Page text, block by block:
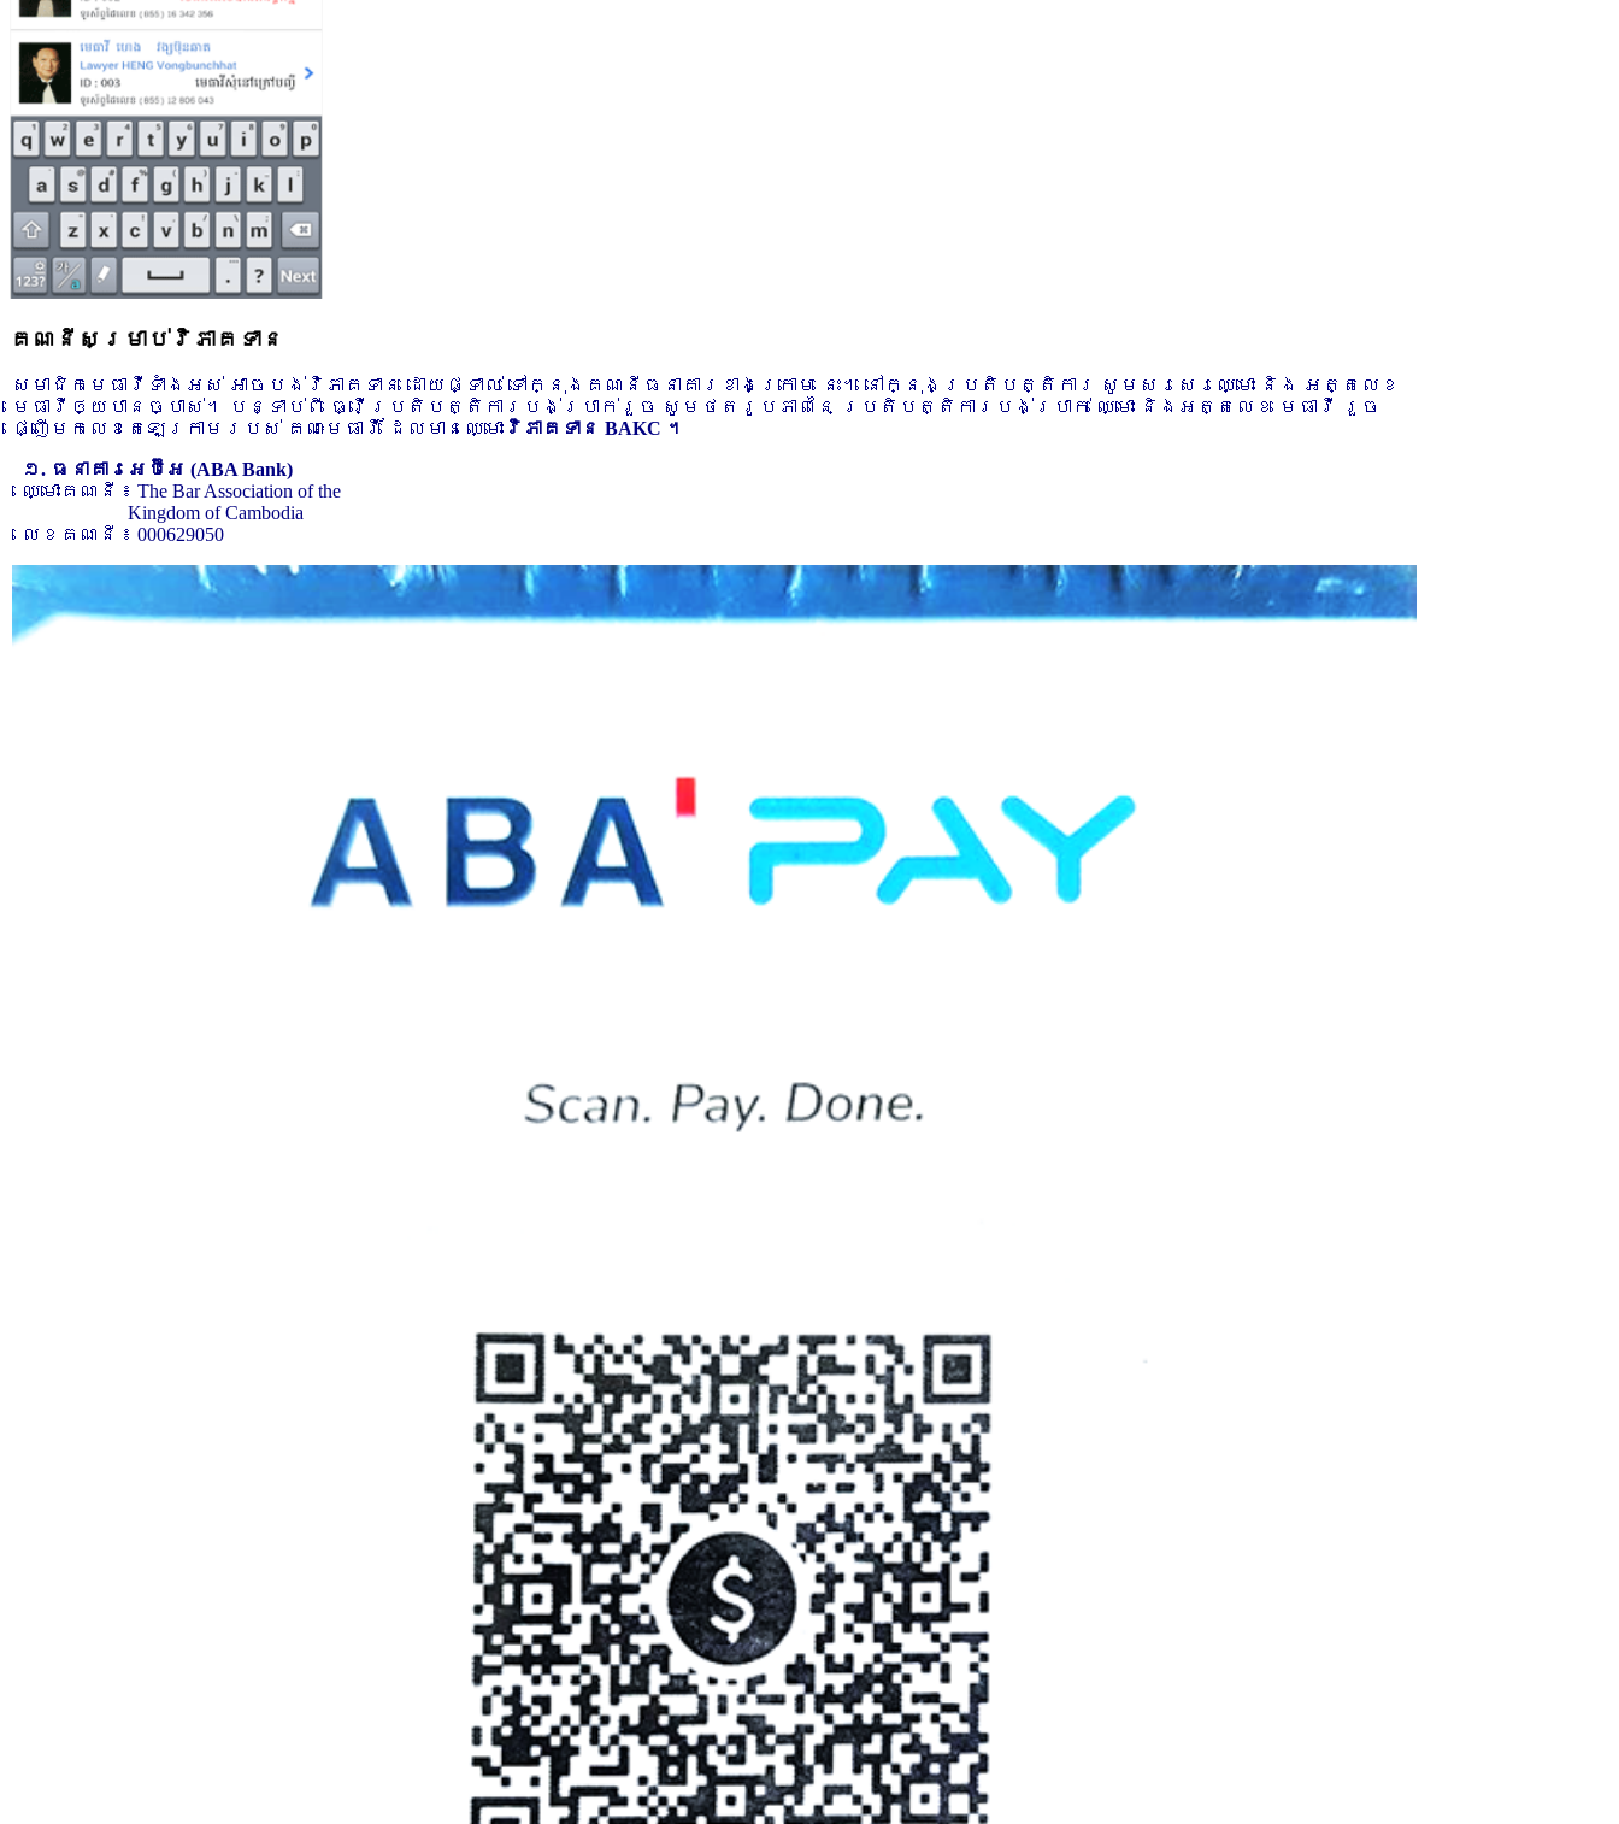
គណនីសម្រាប់វិភាគទាន
សមាជិកមេធាវីទាំងអស់ អាចបង់វិភាគទាន ដោយផ្ទាល់ ទៅក្នុងគណនីធនាគារខាងក្រោម នេះ។ នៅក្នុងប្រតិបត្តិការ សូមសរសេរឈ្មោះ និង អត្តលេខ
មេធាវីឲ្យបានច្បាស់។ បន្ទាប់ពី ធ្វើប្រតិបត្តិការបង់ប្រាក់រួច សូមថតរូបភាពនៃ ប្រតិបត្តិការបង់ប្រាក់ ឈ្មោះ និងអត្តលេខ មេធាវី រួច
ផ្ញើមកលេខតេឡេក្រាមរបស់ គណៈមេធាវី ដែលមានឈ្មោះ វិភាគទាន BAKC ។
១. ធនាគារអេប៊ីអេ (ABA Bank)
ឈ្មោះគណនី ៖ The Bar Association of the
Kingdom of Cambodia
លេខគណនី ៖ 000629050